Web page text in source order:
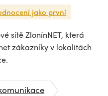
jako první
sítě ZlonínNET, která
zákazníky v lokalitách